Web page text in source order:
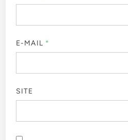
E-MAIL *
SITE